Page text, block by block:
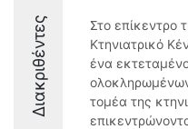
Διακριθέντες
Στο επίκεντρο
Κτηνιατρικό
ένα
τομέα της